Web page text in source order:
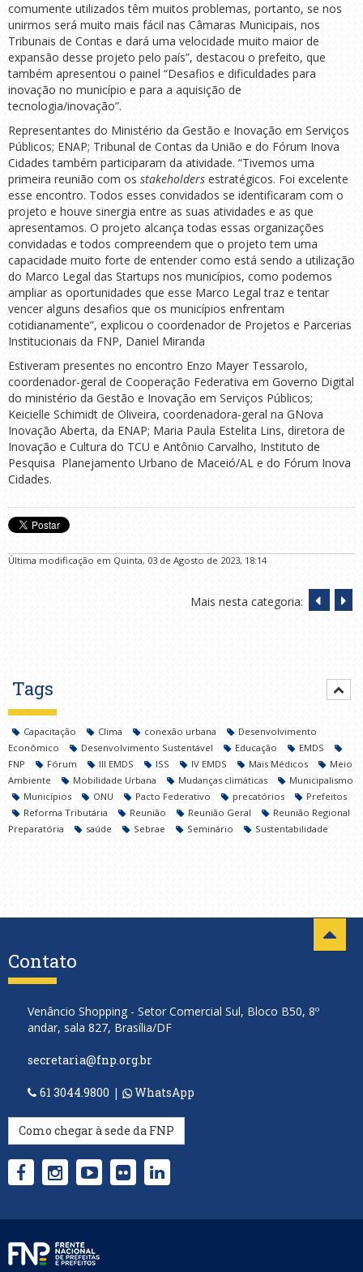
comumente utilizados têm muitos problemas, portanto, se nos
unirmos será muito mais fácil nas Câmaras Municipais, nos
Tribunais de Contas e dará uma velocidade muito maior de
expansão desse projeto pelo país”, destacou o prefeito, que
também apresentou o painel “Desafios e dificuldades para
inovação no município e para a aquisição de
tecnologia/inovação”.
Representantes do Ministério da Gestão e Inovação em Serviços
Públicos; ENAP; Tribunal de Contas da União e do Fórum Inova
Cidades também participaram da atividade. “Tivemos uma
primeira reunião com os stakeholders estratégicos. Foi excelente
esse encontro. Todos esses convidados se identificaram com o
projeto e houve sinergia entre as suas atividades e as que
apresentamos. O projeto alcança todas essas organizações
convidadas e todos compreendem que o projeto tem uma
capacidade muito forte de entender como está sendo a utilização
do Marco Legal das Startups nos municípios, como podemos
ampliar as oportunidades que esse Marco Legal traz e tentar
vencer alguns desafios que os municípios enfrentam
cotidianamente”, explicou o coordenador de Projetos e Parcerias
Institucionais da FNP, Daniel Miranda
Estiveram presentes no encontro Enzo Mayer Tessarolo,
coordenador-geral de Cooperação Federativa em Governo Digital
do ministério da Gestão e Inovação em Serviços Públicos;
Keicielle Schimidt de Oliveira, coordenadora-geral na GNova
Inovação Aberta, da ENAP; Maria Paula Estelita Lins, diretora de
Inovação e Cultura do TCU e Antônio Carvalho, Instituto de
Pesquisa Planejamento Urbano de Maceió/AL e do Fórum Inova
Cidades.
Última modificação em Quinta, 03 de Agosto de 2023, 18:14
Mais nesta categoria:
Tags
Capacitação Clima conexão urbana
Desenvolvimento
Econômico
Desenvolvimento Sustentável Educação
EMDS
FNP
Fórum III EMDS ISS IV EMDS Mais Médicos
Meio
Ambiente
Mobilidade Urbana Mudanças climáticas
Municipalismo
Municípios
ONU Pacto Federativo precatórios
Prefeitos
Reforma Tributária
Reunião Reunião Geral
Reunião Regional
Preparatória
saúde Sebrae Seminário Sustentabilidade
Contato
Venâncio Shopping - Setor Comercial Sul, Bloco B50, 8º
andar, sala 827, Brasília/DF
secretaria@fnp.org.br
61 3044.9800 | WhatsApp
Como chegar à sede da FNP